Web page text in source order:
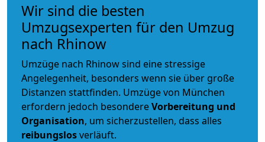
Wir sind die besten
Umzugsexperten für den Umzug
nach Rhinow
Umzüge nach Rhinow sind eine stressige
Angelegenheit, besonders wenn sie über große
Distanzen stattfinden. Umzüge von München
erfordern jedoch besondereVorbereitung und
Organisation, um sicherzustellen, dass alles
reibungslosverläuft.